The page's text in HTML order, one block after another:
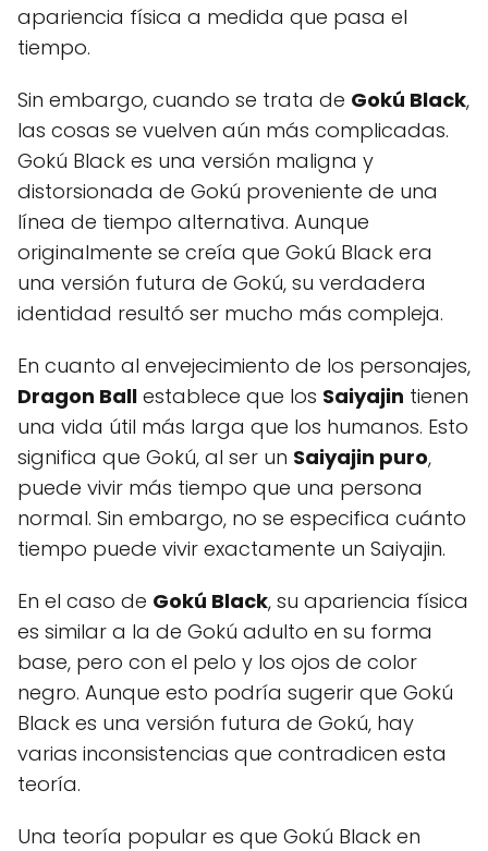
apariencia física a medida que pasa el
tiempo.
Sin embargo, cuando se trata de Gokú Black,
las cosas se vuelven aún más complicadas.
Gokú Black es una versión maligna y
distorsionada de Gokú proveniente de una
línea de tiempo alternativa. Aunque
originalmente se creía que Gokú Black era
una versión futura de Gokú, su verdadera
identidad resultó ser mucho más compleja.
En cuanto al envejecimiento de los personajes,
Dragon Ball establece que los Saiyajin tienen
una vida útil más larga que los humanos. Esto
significa que Gokú, al ser un Saiyajin puro,
puede vivir más tiempo que una persona
normal. Sin embargo, no se especifica cuánto
tiempo puede vivir exactamente un Saiyajin.
En el caso de Gokú Black, su apariencia física
es similar a la de Gokú adulto en su forma
base, pero con el pelo y los ojos de color
negro. Aunque esto podría sugerir que Gokú
Black es una versión futura de Gokú, hay
varias inconsistencias que contradicen esta
teoría.
Una teoría popular es que Gokú Black en